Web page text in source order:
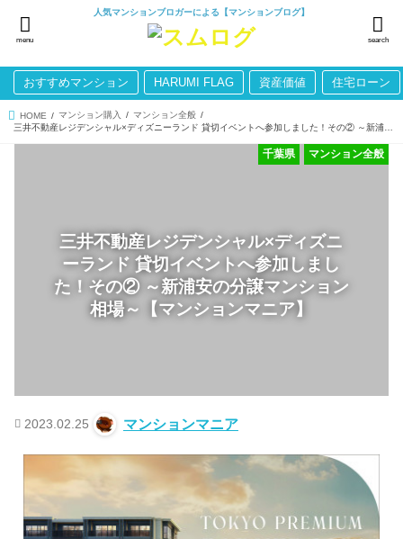
人気マンションブロガーによる【マンションブログ】
search
menu
おすすめマンション HARUMI FLAG 資産価値 住宅ローン
HOME マンション購入
マンション全般
三井不動産レジデンシャル×ディズニ
ーランド 貸切イベントへ参加しまし
た！その② ～新浦安の分譲マンション
相場～【マンションマニア】
マンション全般
千葉県
2023.02.25 マンションマニア